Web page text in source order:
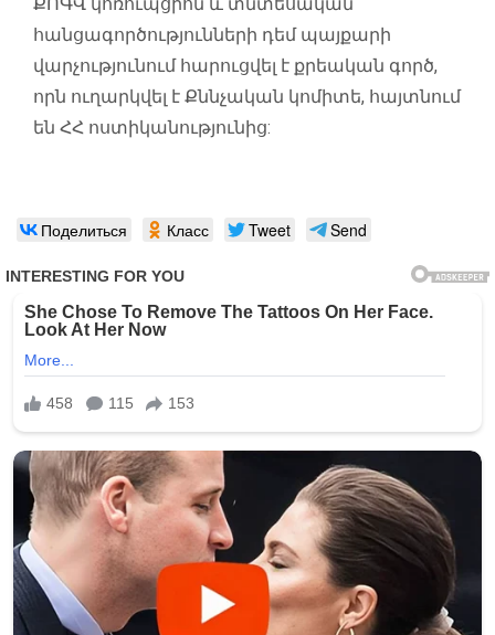
ՔՈԳՎ կոռուպցիոն և տնտեսական
հանցագործությունների դեմ պայքարի
վարչությունում հարուցվել է քրեական գործ,
որն ուղարկվել է Քննչական կոմիտե, հայտնում
են ՀՀ ոստիկանությունից:
Поделиться Класс Tweet Send